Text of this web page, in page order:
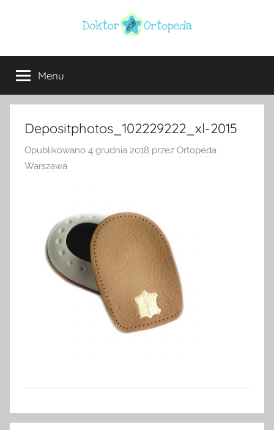
Doktor
ortopeda
Warszawa
usg
Warszawa,
ginekolog,
urolog,
dietetyk
Menu
Depositphotos_102229222_xl-2015
Opublikowano 4 grudnia 2018 przez Ortopeda
Warszawa